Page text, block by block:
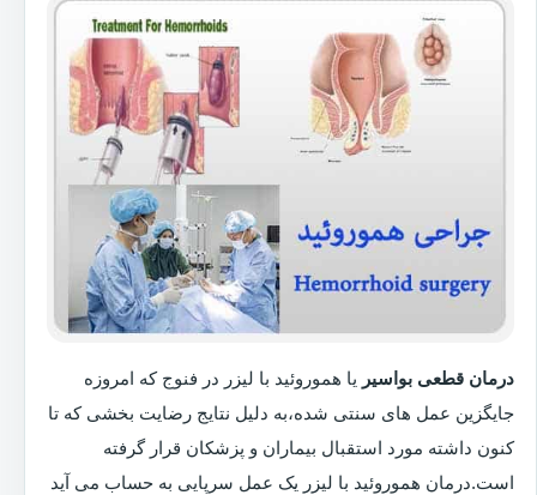
درمان قطعی بواسیر یا هموروئید با لیزر در فنوج که امروزه
جایگزین عمل های سنتی شده،به دلیل نتایج رضایت بخشی که تا
کنون داشته مورد استقبال بیماران و پزشکان قرار گرفته
است.درمان هموروئید با لیزر یک عمل سرپایی به حساب می آید